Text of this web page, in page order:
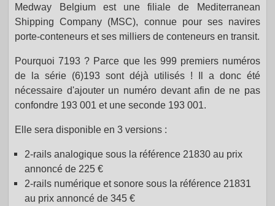
Medway Belgium est une filiale de Mediterranean
Shipping Company (MSC), connue pour ses navires
porte-conteneurs et ses milliers de conteneurs en transit.
Pourquoi 7193 ? Parce que les 999 premiers numéros
de la série (6)193 sont déjà utilisés ! Il a donc été
nécessaire d'ajouter un numéro devant afin de ne pas
confondre 193 001 et une seconde 193 001.
Elle sera disponible en 3 versions :
2-rails analogique sous la référence 21830 au prix
annoncé de 225 €
2-rails numérique et sonore sous la référence 21831
au prix annoncé de 345 €